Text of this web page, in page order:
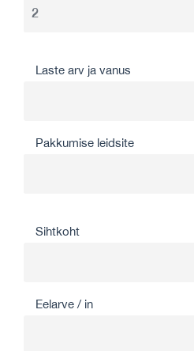
Laste arv ja vanus
Pakkumise leidsite
Sihtkoht
Eelarve / in